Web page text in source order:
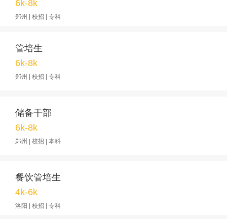
6k-8k
郑州 | 校招 | 专科
管培生
6k-8k
郑州 | 校招 | 专科
储备干部
6k-8k
郑州 | 校招 | 本科
餐饮管培生
4k-6k
洛阳 | 校招 | 专科